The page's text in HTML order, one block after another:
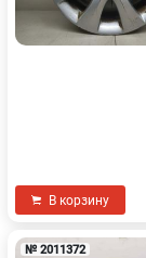
В корзину
№ 2011372